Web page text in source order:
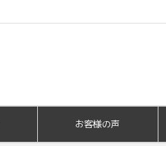
お客様の声